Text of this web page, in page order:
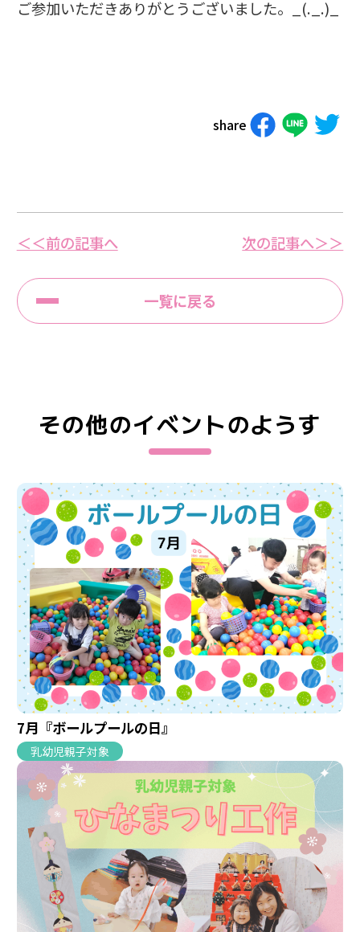
ご参加いただきありがとうございました。_(._.)_
share
＜＜前の記事へ
一覧に戻る
次の記事へ＞＞
その他のイベントのようす
7月『ボールプールの日』
乳幼児親子対象